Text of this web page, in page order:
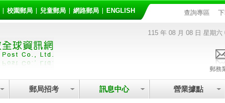
校園郵局 兒童郵局 網路郵局 ENGLISH 查詢專區
115 年 08 月 08 日 星期六
郵務
郵局招考 訊息中心
營業據點